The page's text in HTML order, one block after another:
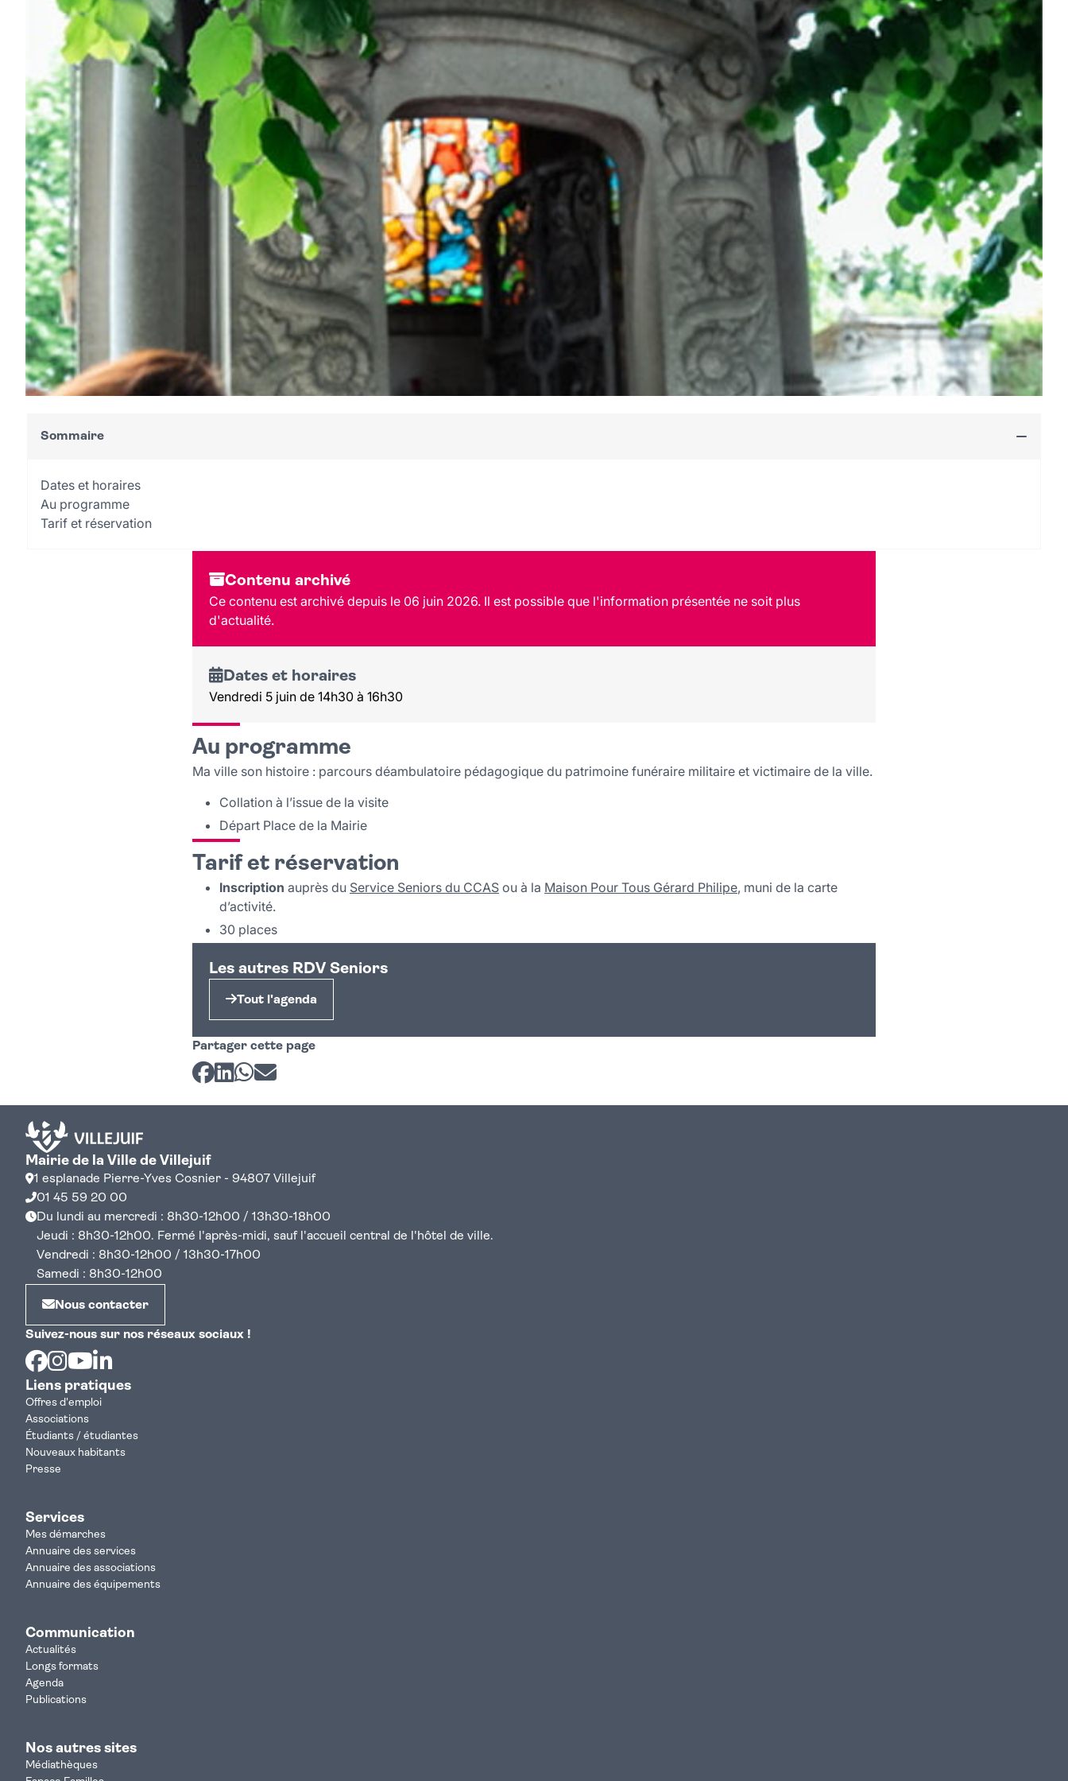
Sommaire
Dates et horaires
Au programme
Tarif et réservation
Contenu archivé
Ce contenu est archivé depuis le 06 juin 2026. Il est possible que l'information présentée ne soit plus
d'actualité.
Dates et horaires
Vendredi 5 juin de 14h30 à 16h30
Au programme
Ma ville son histoire : parcours déambulatoire pédagogique du patrimoine funéraire militaire et victimaire de la ville.
Collation à l’issue de la visite
Départ Place de la Mairie
Tarif et réservation
Inscription auprès du Service Seniors du CCAS ou à la Maison Pour Tous Gérard Philipe, muni de la carte
d’activité.
30 places
Les autres RDV Seniors
Tout l'agenda
Partager cette page
Partager sur Facebook
Partager sur LinkedIn
Partager sur Whatsapp
Partager par courriel
Mairie de la Ville de Villejuif
1 esplanade Pierre-Yves Cosnier - 94807 Villejuif
01 45 59 20 00
Du lundi au mercredi : 8h30-12h00 / 13h30-18h00
Jeudi : 8h30-12h00. Fermé l'après-midi, sauf l'accueil central de l'hôtel de ville.
Vendredi : 8h30-12h00 / 13h30-17h00
Samedi : 8h30-12h00
Nous contacter
Suivez-nous sur nos réseaux sociaux !
Facebook
Instagram
Youtube
Liens pratiques
Offres d'emploi
Associations
Étudiants / étudiantes
Nouveaux habitants
Presse
Services
Mes démarches
Annuaire des services
Annuaire des associations
Annuaire des équipements
Communication
Actualités
Longs formats
Agenda
Publications
Nos autres sites
Médiathèques